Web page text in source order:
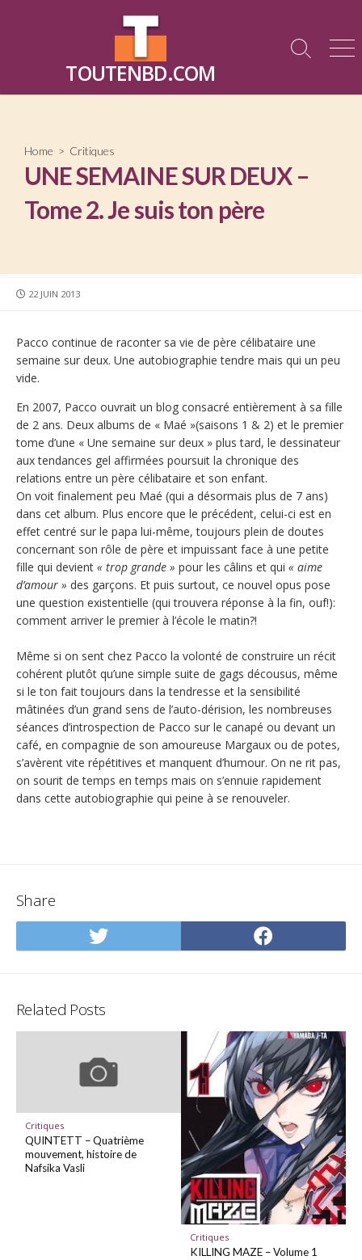
TOUTENBD.COM
Search
Home > Critiques
UNE SEMAINE SUR DEUX –
Tome 2. Je suis ton père
PUBLISHED
22 JUIN 2013
Pacco continue de raconter sa vie de père célibataire une
semaine sur deux. Une autobiographie tendre mais qui un peu
vide.
En 2007, Pacco ouvrait un blog consacré entièrement à sa fille
de 2 ans. Deux albums de « Maé »(saisons 1 & 2) et le premier
tome d’une « Une semaine sur deux » plus tard, le dessinateur
aux tendances gel affirmées poursuit la chronique des
relations entre un père célibataire et son enfant.
On voit finalement peu Maé (qui a désormais plus de 7 ans)
dans cet album. Plus encore que le précédent, celui-ci est en
effet centré sur le papa lui-même, toujours plein de doutes
concernant son rôle de père et impuissant face à une petite
fille qui devient « trop grande » pour les câlins et qui « aime
d’amour » des garçons. Et puis surtout, ce nouvel opus pose
une question existentielle (qui trouvera réponse à la fin, ouf!):
comment arriver le premier à l’école le matin?!
Même si on sent chez Pacco la volonté de construire un récit
cohérent plutôt qu’une simple suite de gags décousus, même
si le ton fait toujours dans la tendresse et la sensibilité
mâtinées d’un grand sens de l’auto-dérision, les nombreuses
séances d’introspection de Pacco sur le canapé ou devant un
café, en compagnie de son amoureuse Margaux ou de potes,
s’avèrent vite répétitives et manquent d’humour. On ne rit pas,
on sourit de temps en temps mais on s’ennuie rapidement
dans cette autobiographie qui peine à se renouveler.
Share
Share
on
on
Related Posts
Critiques
QUINTETT – Quatrième
mouvement, histoire de
Nafsika Vasli
Critiques
KILLING MAZE – Volume 1